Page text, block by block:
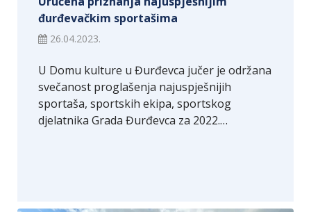
đurđevačkim sportašima
26.04.2023.
U Domu kulture u Đurđevca jučer je održana
svečanost proglašenja najuspješnijih
sportaša, sportskih ekipa, sportskog
djelatnika Grada Đurđevca za 2022.…